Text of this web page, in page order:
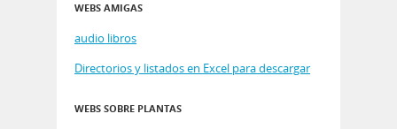
WEBS AMIGAS
audio libros
Directorios y listados en Excel para descargar
WEBS SOBRE PLANTAS